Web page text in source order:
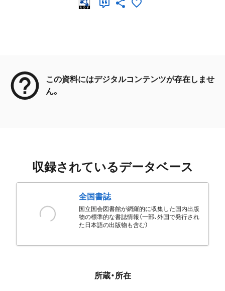
この資料にはデジタルコンテンツが存在しませ
ん。
収録されているデータベース
全国書誌
国立国会図書館が網羅的に収集した国内出版
物の標準的な書誌情報（一部、外国で発行され
た日本語の出版物も含む）
所蔵・所在